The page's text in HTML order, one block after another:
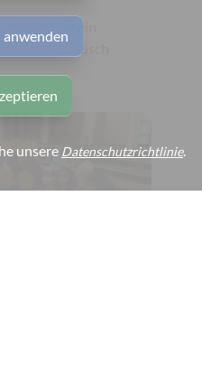
unsere Datenschutzrichtlinie.
war ein